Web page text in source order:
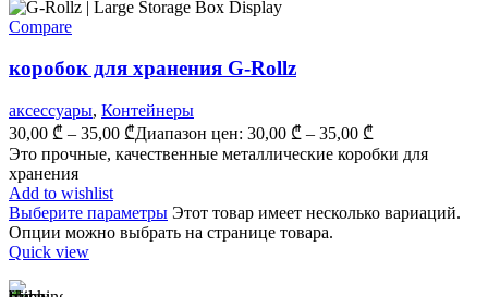
Compare
коробок для хранения G-Rollz
аксессуары, Контейнеры
30,00 ₾ – 35,00 ₾Диапазон цен: 30,00 ₾ – 35,00 ₾
Это прочные, качественные металлические коробки для
хранения
Add to wishlist
Выберите параметры Этот товар имеет несколько вариаций.
Опции можно выбрать на странице товара.
Quick view